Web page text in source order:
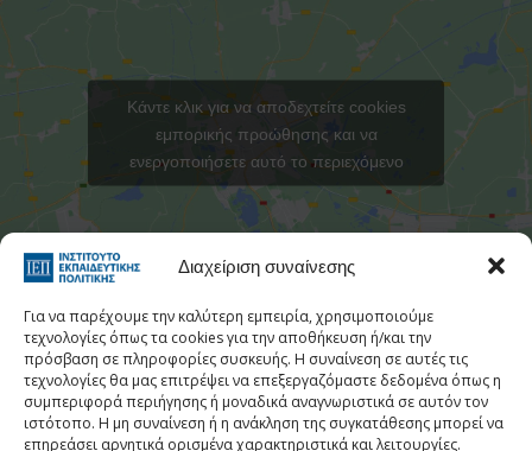
Διαχείριση συναίνεσης
Για να παρέχουμε την καλύτερη εμπειρία, χρησιμοποιούμε
τεχνολογίες όπως τα cookies για την αποθήκευση ή/και την
πρόσβαση σε πληροφορίες συσκευής. Η συναίνεση σε αυτές τις
τεχνολογίες θα μας επιτρέψει να επεξεργαζόμαστε δεδομένα όπως η
συμπεριφορά περιήγησης ή μοναδικά αναγνωριστικά σε αυτόν τον
ιστότοπο. Η μη συναίνεση ή η ανάκληση της συγκατάθεσης μπορεί να
επηρεάσει αρνητικά ορισμένα χαρακτηριστικά και λειτουργίες.
Κάντε κλικ για να αποδεχτείτε cookies
εμπορικής προώθησης και να
ενεργοποιήσετε αυτό το περιεχόμενο
Τηλεφωνικός Κατάλογος